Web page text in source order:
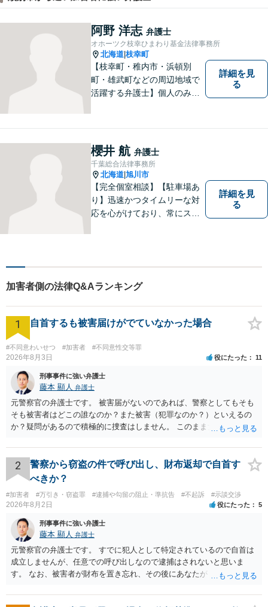
阿野 洋志 弁護士
オホーツク枝幸ひまわり基金法律事務所
北海道 枝幸町
【枝幸町・稚内市・浜頓別
町・雄武町などの周辺地域で
活躍する弁護士】個人のみな
ています。親切・丁寧な対応
を心がけ、皆様の生活が明る
くなるよう、精一尽力いたし
ます。【枝幸署近く】
詳細を見
る
櫻井 航 弁護士
千葉総合法律事務所
北海道 旭川市
【完全個室相談】【駐車場あ
り】迅速かつタイムリーな対
応を心がけており、常にスム
と感じる方も、まずはお気軽
ます。
詳細を見
る
加害者側の法律Q&Aランキング
1 自首するも被害届けがでていなかった場合
#不同意わいせつ #加害者 #不同意性交等罪
2026年8月3日 役にたった 11
刑事事件に強い弁護士
藤本 顯人 弁護士
元警察官の弁護士です。 被害届がないのであれば、警察としてもそも
そも被害者はどこの誰なのか？また被害（犯罪なのか？）といえるの
か？疑問があるので積極的に捜査はしません。 このまま女性から警察
2
警察から窃盗の件で呼び出し、財布返却で自首す
べきか？
#加害者 #万引き・窃盗罪 #逮捕や勾留の阻止・準抗告 #不起訴 #示談交渉
2026年8月2日 役にたった 5
刑事事件に強い弁護士
藤本 顯人 弁護士
元警察官の弁護士です。 すでに犯人として特定されているので自首は
成立しませんが、任意での呼び出しなので逮捕はされないと思いま
す。 なお、被害者が財布を置き忘れ、その後にあなたがトイレに入
と言い逃れはかなり厳しいものと思います。